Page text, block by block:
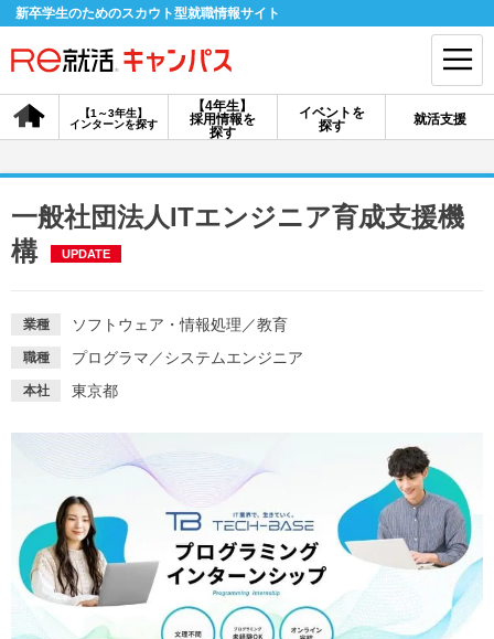
新卒学生のためのスカウト型就職情報サイト
【4年生】
採用情報を
探す
【1～3年生】
インターンを探す
イベントを
探す
就活支援
会員登録 ログイン
探す
採用情報を探す
【4年生】
説明会を探す
就活ノウハウ・サポート
就活支援
就活ノウハウが満載！
就活コラム
お役立ち記事・相談室など
適職診断 就活チャンネル
一般社団法人ITエンジニア育成支援機
構
UPDATE
業種 ソフトウェア・情報処理 ／教育
職種 プログラマ ／システムエンジニア
本社 東京都